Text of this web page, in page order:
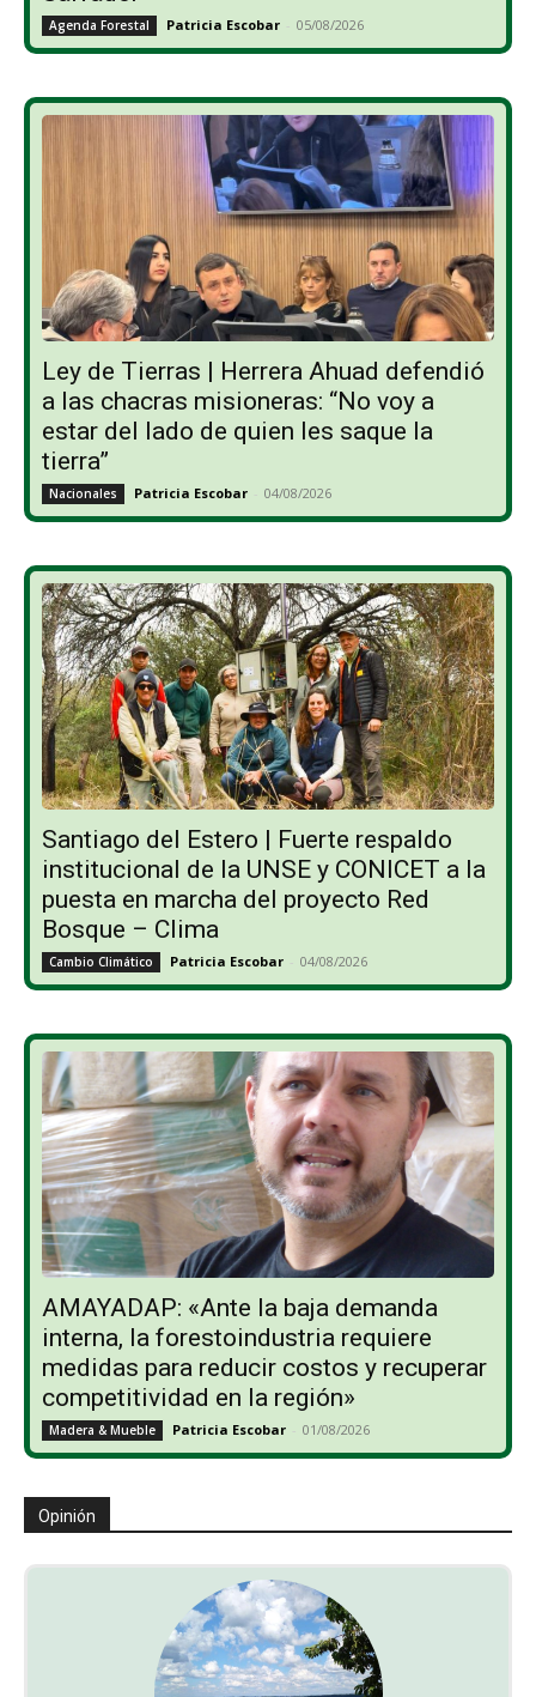
Agenda Forestal Patricia Escobar - 05/08/2026
Ley de Tierras | Herrera Ahuad defendió
a las chacras misioneras: “No voy a
estar del lado de quien les saque la
tierra”
Nacionales Patricia Escobar - 04/08/2026
Santiago del Estero | Fuerte respaldo
institucional de la UNSE y CONICET a la
puesta en marcha del proyecto Red
Bosque – Clima
Cambio Climático Patricia Escobar - 04/08/2026
AMAYADAP: «Ante la baja demanda
interna, la forestoindustria requiere
medidas para reducir costos y recuperar
competitividad en la región»
Madera & Mueble Patricia Escobar - 01/08/2026
Opinión